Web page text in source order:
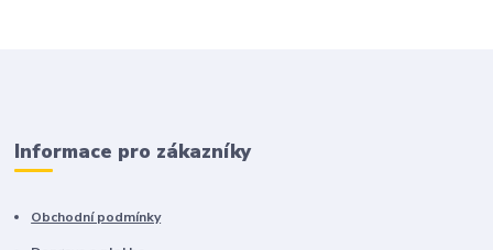
Informace pro zákazníky
Obchodní podmínky